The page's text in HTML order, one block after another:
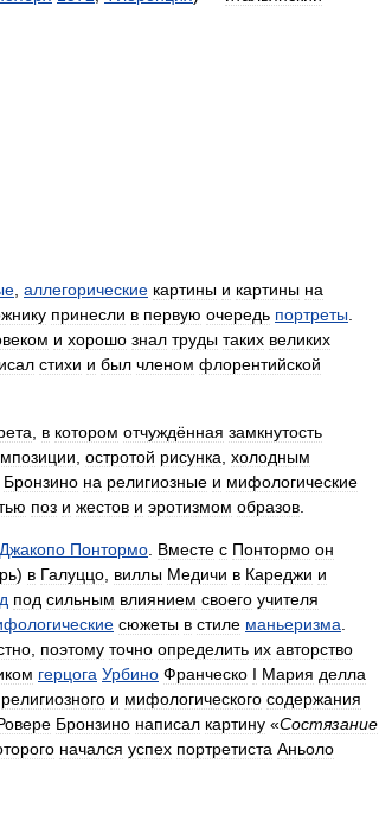
аллегорические картины и картины на
принесли в первую очередь портреты
и хорошо знал труды таких великих
стихи и был членом флорентийской
в котором отчуждённая замкнутость
остротой рисунка холодным
Бронзино на религиозные и мифологические
поз и жестов и эротизмом образов
Джакопо Понтормо Вместе с Понтормо он
) в Галуццо виллы Медичи в Кареджи и
под сильным влиянием своего учителя
сюжеты в стиле маньеризма
поэтому точно определить их авторство
герцога Урбино Франческо I Мария делла
религиозного и мифологического содержания
Бронзино написал картину «Состязание
начался успех портретиста Аньоло